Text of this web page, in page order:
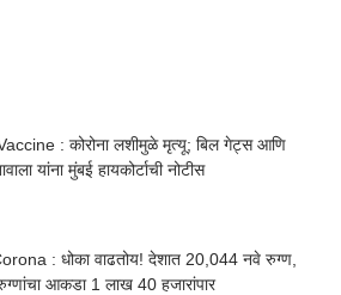
: कोरोना लशीमुळे मृत्यू; बिल गेट्स आणि
यांना मुंबई हायकोर्टाची नोटीस
: धोका वाढतोय! देशात 20,044 नवे रुग्ण,
आकडा 1 लाख 40 हजारांपार